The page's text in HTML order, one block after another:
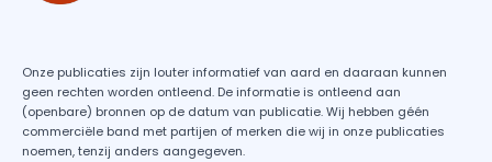
Onze publicaties zijn louter informatief van aard en daaraan kunnen
geen rechten worden ontleend. De informatie is ontleend aan
(openbare) bronnen op de datum van publicatie. Wij hebben géén
commerciële band met partijen of merken die wij in onze publicaties
noemen, tenzij anders aangegeven.